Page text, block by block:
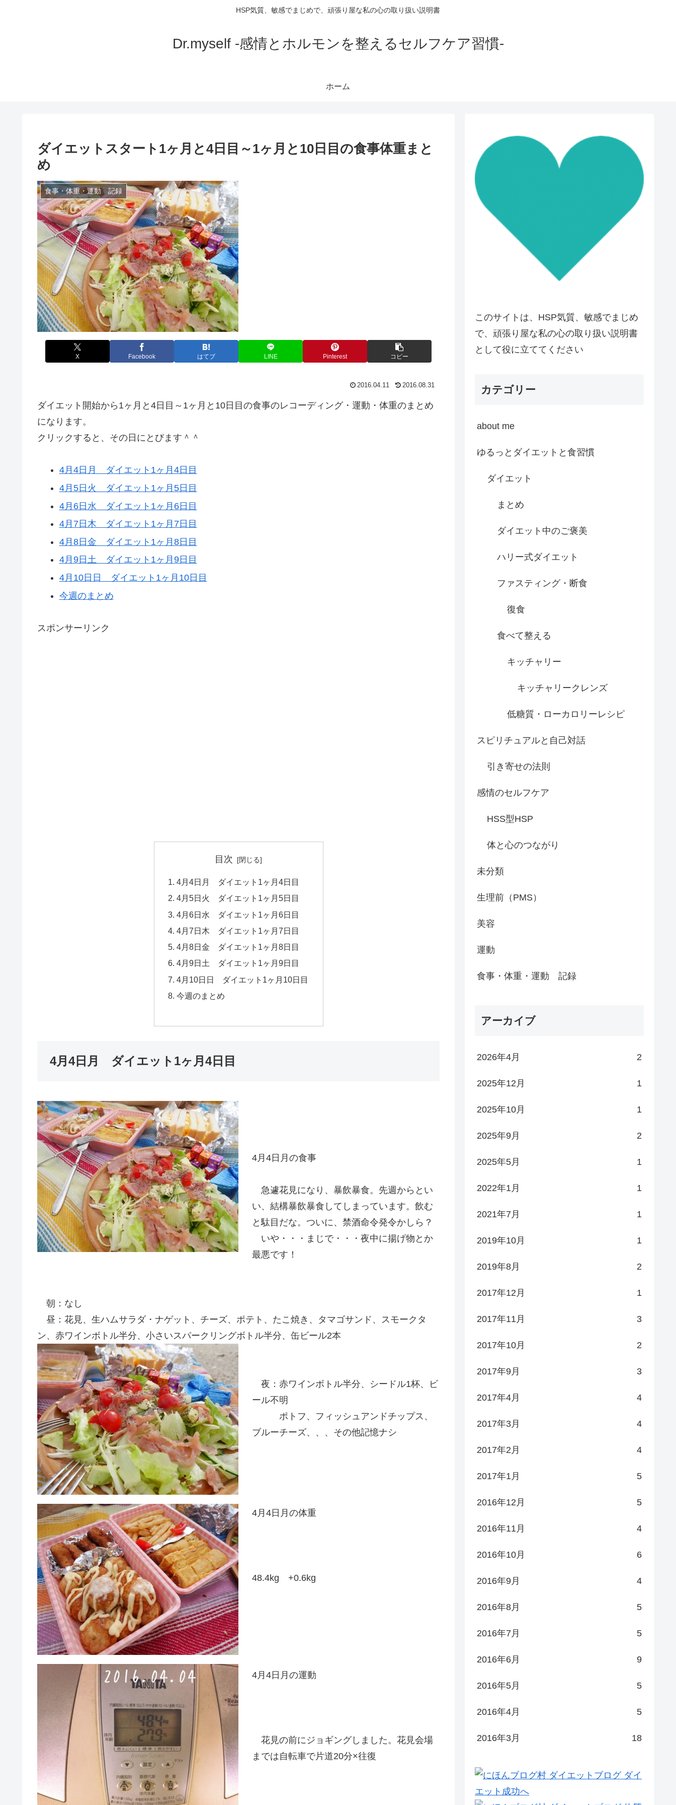
HSP気質、敏感でまじめで、頑張り屋な私の心の取り扱い説明書
Dr.myself -感情とホルモンを整えるセルフケア習慣-
ホーム
ダイエットスタート1ヶ月と4日目～1ヶ月と10日目の食事体重まと
め
食事・体重・運動 記録
X Facebook はてブ LINE Pinterest コピー
2016.04.11 2016.08.31
ダイエット開始から1ヶ月と4日目～1ヶ月と10日目の食事のレコーディング・運動・体重のまとめ
になります。
クリックすると、その日にとびます＾＾
4月4日月 ダイエット1ヶ月4日目
4月5日火 ダイエット1ヶ月5日目
4月6日水 ダイエット1ヶ月6日目
4月7日木 ダイエット1ヶ月7日目
4月8日金 ダイエット1ヶ月8日目
4月9日土 ダイエット1ヶ月9日目
4月10日日 ダイエット1ヶ月10日目
今週のまとめ
スポンサーリンク
目次
4月4日月 ダイエット1ヶ月4日目
4月5日火 ダイエット1ヶ月5日目
4月6日水 ダイエット1ヶ月6日目
4月7日木 ダイエット1ヶ月7日目
4月8日金 ダイエット1ヶ月8日目
4月9日土 ダイエット1ヶ月9日目
4月10日日 ダイエット1ヶ月10日目
今週のまとめ
4月4日月 ダイエット1ヶ月4日目
4月4日月の食事
急遽花見になり、暴飲暴食。先週からとい
い、結構暴飲暴食してしまっています。飲む
と駄目だな。ついに、禁酒命令発令かしら？
いや・・・まじで・・・夜中に揚げ物とか
最悪です！
朝：なし
昼：花見、生ハムサラダ・ナゲット、チーズ、ポテト、たこ焼き、タマゴサンド、スモークタ
ン、赤ワインボトル半分、小さいスパークリングボトル半分、缶ビール2本
夜：赤ワインボトル半分、シードル1杯、ビ
ール不明
ポトフ、フィッシュアンドチップス、
ブルーチーズ、、、その他記憶ナシ
4月4日月の体重
48.4kg +0.6kg
4月4日月の運動
花見の前にジョギングしました。花見会場
までは自転車で片道20分×往復
このサイトは、HSP気質、敏感でまじめ
で、頑張り屋な私の心の取り扱い説明書
として役に立ててください
カテゴリー
about me
ゆるっとダイエットと食習慣
ダイエット
まとめ
ダイエット中のご褒美
ハリー式ダイエット
ファスティング・断食
復食
食べて整える
キッチャリー
キッチャリークレンズ
低糖質・ローカロリーレシピ
スピリチュアルと自己対話
引き寄せの法則
感情のセルフケア
HSS型HSP
体と心のつながり
未分類
生理前（PMS）
美容
運動
食事・体重・運動 記録
アーカイブ
2026年4月 2
2025年12月 1
2025年10月 1
2025年9月 2
2025年5月 1
2022年1月 1
2021年7月 1
2019年10月 1
2019年8月 2
2017年12月 1
2017年11月 3
2017年10月 2
2017年9月 3
2017年4月 4
2017年3月 4
2017年2月 4
2017年1月 5
2016年12月 5
2016年11月 4
2016年10月 6
2016年9月 4
2016年8月 5
2016年7月 5
2016年6月 9
2016年5月 5
2016年4月 5
2016年3月 18